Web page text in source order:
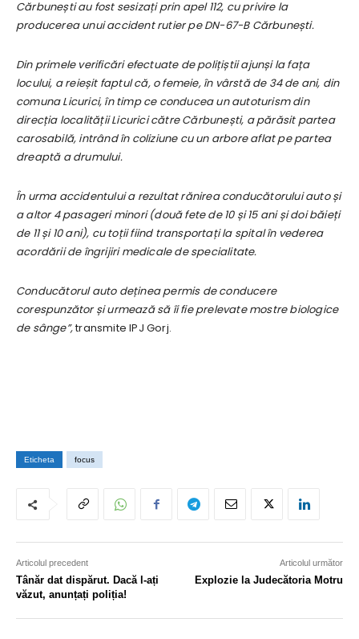
Cărbunești au fost sesizați prin apel 112, cu privire la
producerea unui accident rutier pe DN-67-B Cărbunești.
Din primele verificări efectuate de polițiștii ajunși la fața
locului, a reieșit faptul că, o femeie, în vârstă de 34 de ani, din
comuna Licurici, în timp ce conducea un autoturism din
direcția localității Licurici către Cărbunești, a părăsit partea
carosabilă, intrând în coliziune cu un arbore aflat pe partea
dreaptă a drumului.
În urma accidentului a rezultat rănirea conducătorului auto și
a altor 4 pasageri minori (două fete de 10 și 15 ani și doi băieți
de 11 și 10 ani), cu toții fiind transportați la spital în vederea
acordării de îngrijiri medicale de specialitate.
Conducătorul auto deținea permis de conducere
corespunzător și urmează să îi fie prelevate mostre biologice
de sânge”,transmite IPJ Gorj.
Eticheta focus
Articolul precedent
Tânăr dat dispărut. Dacă l-ați
văzut, anunțați poliția!
Articolul următor
Explozie la Judecătoria Motru